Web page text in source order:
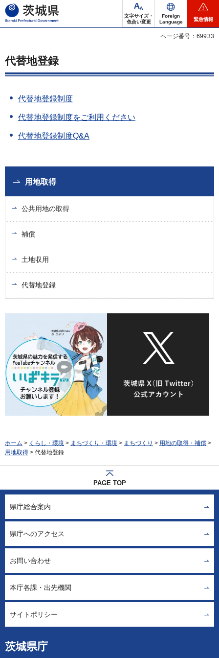
茨城県
文字サイズ・
色合い変更
Foreign
Language
緊急情報
ページ番号：69933
代替地登録
代替地登録制度
代替地登録制度をご利用ください
代替地登録制度Q&A
用地取得
公共用地の取得
補償
土地収用
代替地登録
ホーム > くらし・環境 > まちづくり・環境 > まちづくり > 用地の取得・補償 >
用地取得 > 代替地登録
PAGE TOP
茨城県庁
県庁総合案内
県庁へのアクセス
お問い合わせ
本庁各課・出先機関
サイトポリシー